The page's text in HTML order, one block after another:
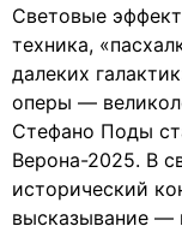
Световые
техника,
далеких
оперы —
Стефано Поды
Верона-2025. В
исторический
высказывание —